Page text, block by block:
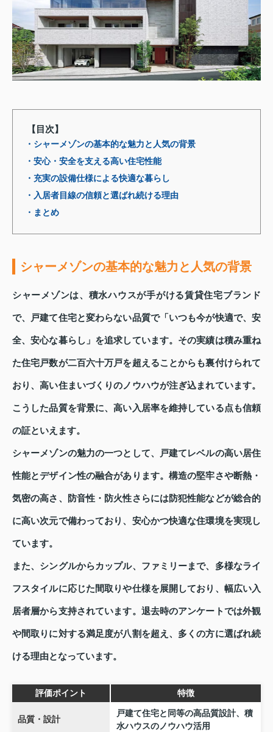
【目次】
・シャーメゾンの基本的な魅力と人気の背景
・安心・安全を支える高い住宅性能
・充実の設備仕様による快適な暮らし
・入居者目線の信頼と選ばれ続ける理由
・まとめ
シャーメゾンの基本的な魅力と人気の背景
シャーメゾンは、積水ハウスが手がける賃貸住宅ブランド
で、戸建て住宅と変わらない品質で「いつも今が快適で、安
全、安心な暮らし」を追求しています。その実績は積み重ね
た住宅戸数が二百六十万戸を超えることからも裏付けられて
おり、高い住まいづくりのノウハウが注ぎ込まれています。
こうした品質を背景に、高い入居率を維持している点も信頼
の証といえます。
シャーメゾンの魅力の一つとして、戸建てレベルの高い居住
性能とデザイン性の融合があります。構造の堅牢さや断熱・
気密の高さ、防音性・防火性さらには防犯性能などが総合的
に高い次元で備わっており、安心かつ快適な住環境を実現し
ています。
また、シングルからカップル、ファミリーまで、多様なライ
フスタイルに応じた間取りや仕様を展開しており、幅広い入
居者層から支持されています。退去時のアンケートでは外観
や間取りに対する満足度が八割を超え、多くの方に選ばれ続
ける理由となっています。
評価ポイント 特徴
品質・設計
戸建て住宅と同等の高品質設計、積
水ハウスのノウハウ活用